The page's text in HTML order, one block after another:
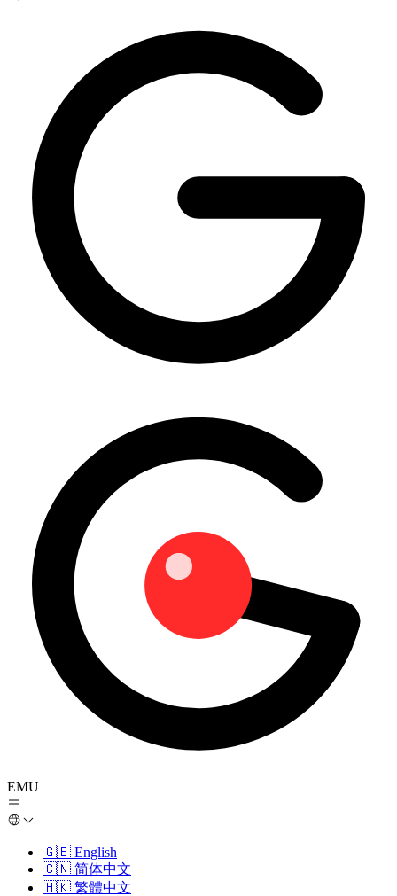
EMU
🇬🇧 English
🇨🇳 简体中文
🇭🇰 繁體中文